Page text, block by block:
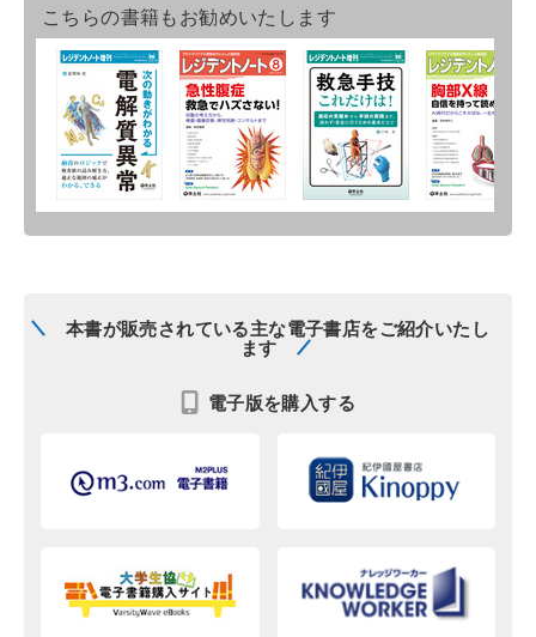
こちらの書籍もお勧めいたします
本書が販売されている主な電子書店をご紹介いたし
ます
電子版を購入する